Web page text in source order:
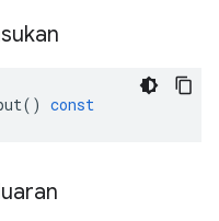
() const